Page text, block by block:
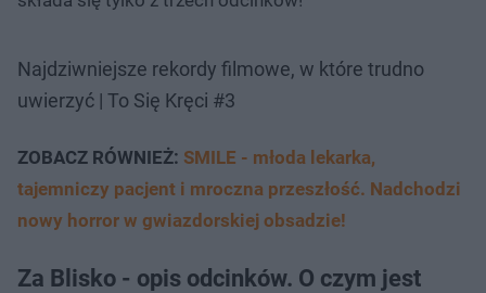
Najdziwniejsze rekordy filmowe, w które trudno
uwierzyć | To Się Kręci #3
ZOBACZ RÓWNIEŻ: SMILE - młoda lekarka,
tajemniczy pacjent i mroczna przeszłość. Nadchodzi
nowy horror w gwiazdorskiej obsadzie!
Za Blisko - opis odcinków. O czym jest